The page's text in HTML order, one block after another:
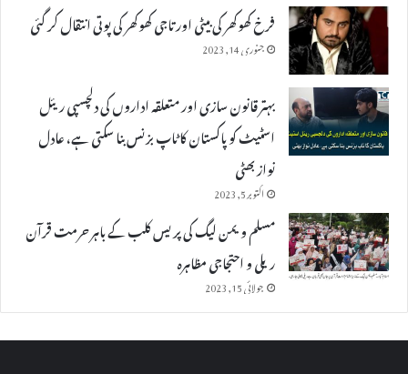
فرخ کھوکھر کی بیٹی اور تاجی کھوکھر کی پوتی انتقال کر گئی
جنوری 14, 2023
بہتر قانون سازی اور متعلقہ اداروں کی دلچسپی ریئل
اسٹیٹ کو پاکستان کا ٹاپ بزنس بنا سکتی ہے، عادل
نواز بھٹی
اکتوبر 5, 2023
مسلم ویمن لیگ کی پریس کلب کے باہر حرمت قرآن
ریلی و احتجاجی مظاہرہ
جولائی 15, 2023